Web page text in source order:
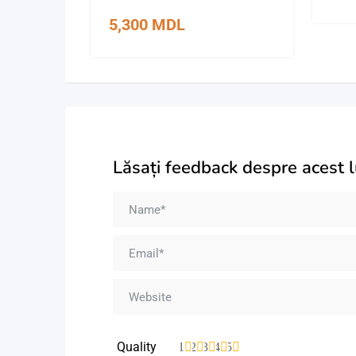
5,300 MDL
Lăsați feedback despre acest
Quality 5
4
3
2
1